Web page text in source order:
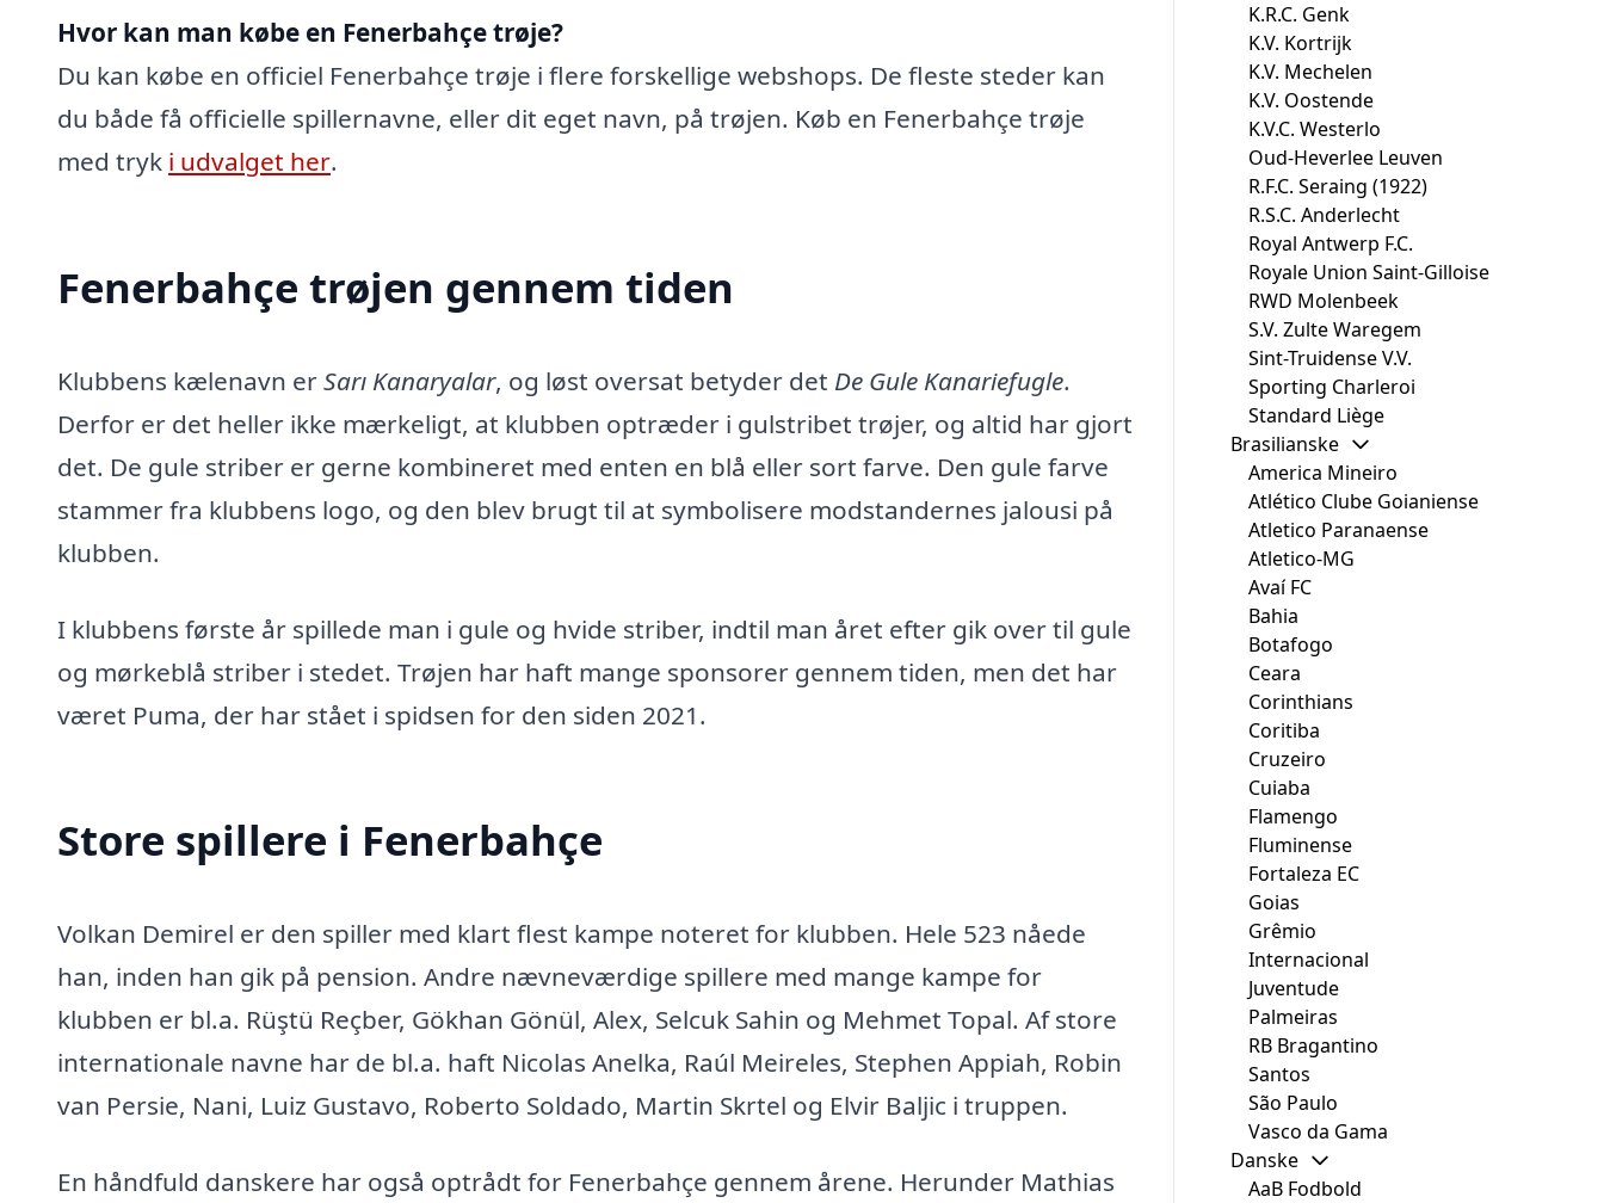
Hvor kan man købe en Fenerbahçe trøje?
Du kan købe en officiel Fenerbahçe trøje i flere forskellige webshops. De fleste steder kan
du både få officielle spillernavne, eller dit eget navn, på trøjen. Køb en Fenerbahçe trøje
med tryk i udvalget her.
Fenerbahçe trøjen gennem tiden
Klubbens kælenavn erSarı Kanaryalar, og løst oversat betyder det De Gule Kanariefugle.
Derfor er det heller ikke mærkeligt, at klubben optræder i gulstribet trøjer, og altid har gjort
det. De gule striber er gerne kombineret med enten en blå eller sort farve. Den gule farve
stammer fra klubbens logo, og den blev brugt til at symbolisere modstandernes jalousi på
klubben.
I klubbens første år spillede man i gule og hvide striber, indtil man året efter gik over til gule
og mørkeblå striber i stedet. Trøjen har haft mange sponsorer gennem tiden, men det har
været Puma, der har stået i spidsen for den siden 2021.
Store spillere i Fenerbahçe
Volkan Demirel er den spiller med klart flest kampe noteret for klubben. Hele 523 nåede
han, inden han gik på pension. Andre nævneværdige spillere med mange kampe for
klubben er bl.a. Rüştü Reçber, Gökhan Gönül, Alex, Selcuk Sahin og Mehmet Topal. Af store
internationale navne har de bl.a. haft Nicolas Anelka, Raúl Meireles, Stephen Appiah, Robin
van Persie, Nani, Luiz Gustavo, Roberto Soldado, Martin Skrtel og Elvir Baljic i truppen.
En håndfuld danskere har også optrådt for Fenerbahçe gennem årene. Herunder Mathias
K.R.C. Genk
K.V. Kortrijk
K.V. Mechelen
K.V. Oostende
K.V.C. Westerlo
Oud-Heverlee Leuven
R.F.C. Seraing (1922)
R.S.C. Anderlecht
Royal Antwerp F.C.
Royale Union Saint-Gilloise
RWD Molenbeek
S.V. Zulte Waregem
Sint-Truidense V.V.
Sporting Charleroi
Standard Liège
Brasilianske
America Mineiro
Atlético Clube Goianiense
Atletico Paranaense
Atletico-MG
Avaí FC
Bahia
Botafogo
Ceara
Corinthians
Coritiba
Cruzeiro
Cuiaba
Flamengo
Fluminense
Fortaleza EC
Goias
Grêmio
Internacional
Juventude
Palmeiras
RB Bragantino
Santos
São Paulo
Vasco da Gama
Danske
AaB Fodbold